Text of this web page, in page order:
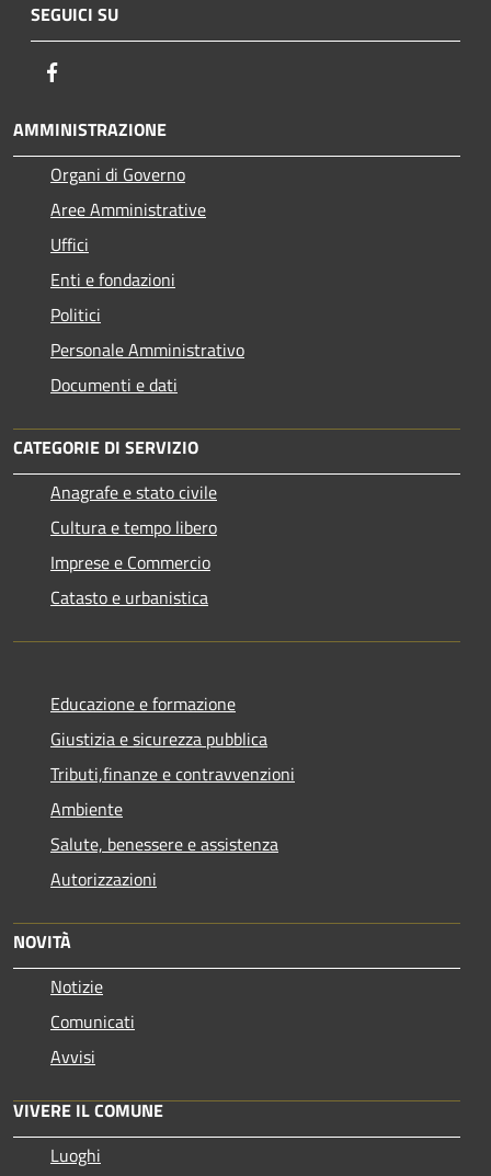
SEGUICI SU
AMMINISTRAZIONE
Organi di Governo
Aree Amministrative
Uffici
Enti e fondazioni
Politici
Personale Amministrativo
Documenti e dati
CATEGORIE DI SERVIZIO
Anagrafe e stato civile
Cultura e tempo libero
Imprese e Commercio
Catasto e urbanistica
Educazione e formazione
Giustizia e sicurezza pubblica
Tributi,finanze e contravvenzioni
Ambiente
Salute, benessere e assistenza
Autorizzazioni
NOVITÀ
Notizie
Comunicati
Avvisi
VIVERE IL COMUNE
Luoghi